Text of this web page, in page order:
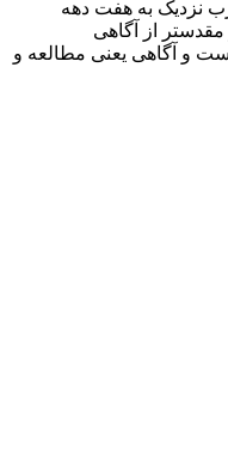
نزدیک به هفت دهه
از آگاهی
و آگاهی یعنی مطالعه و